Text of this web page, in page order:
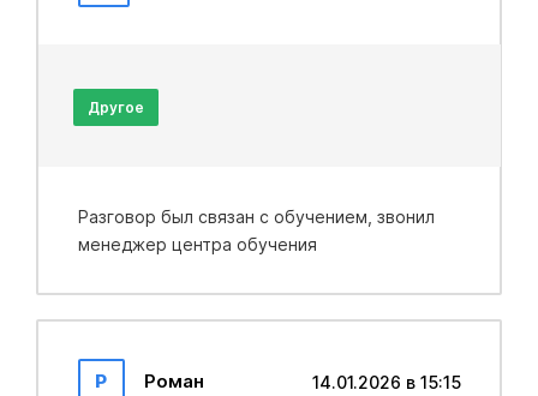
Другое
Разговор был связан с обучением, звонил
менеджер центра обучения
Р Роман 14.01.2026 в 15:15